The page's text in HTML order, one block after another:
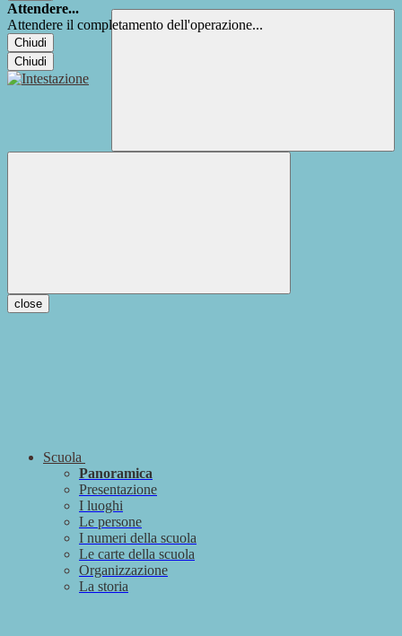
Attendere...
Attendere il completamento dell'operazione...
Chiudi
Chiudi
close
Scuola
Panoramica
Presentazione
I luoghi
Le persone
I numeri della scuola
Le carte della scuola
Organizzazione
La storia